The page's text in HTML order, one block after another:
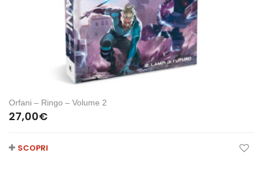
Orfani – Ringo – Volume 2
27,00€
SCOPRI